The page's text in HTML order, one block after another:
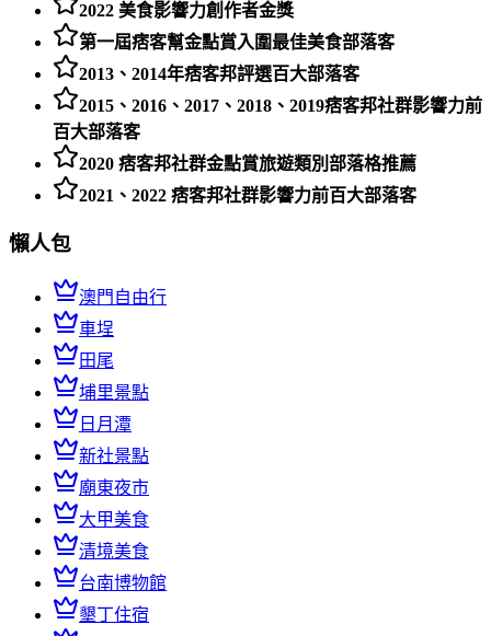
2022 美食影響力創作者金獎
第一屆痞客幫金點賞入圍最佳美食部落客
2013、2014年痞客邦評選百大部落客
2015、2016、2017、2018、2019痞客邦社群影響力前
百大部落客
2020 痞客邦社群金點賞旅遊類別部落格推薦
2021、2022 痞客邦社群影響力前百大部落客
懶人包
澳門自由行
車埕
田尾
埔里景點
日月潭
新社景點
廟東夜市
大甲美食
清境美食
台南博物館
墾丁住宿